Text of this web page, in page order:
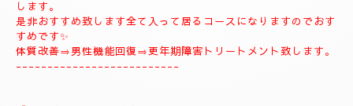
をおすすめ致します。🌹
❖❖❖❖❖❖❖❖❖❖❖
🪻🌺⑤❖♡ナチュラルトリートメントコース❖♡🌺🪻